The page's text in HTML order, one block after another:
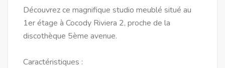
Découvrez ce magnifique studio meublé situé au
1er étage à Cocody Riviera 2, proche de la
discothèque 5ème avenue.
Caractéristiques :